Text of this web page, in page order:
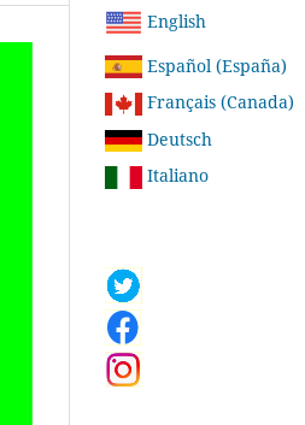
English
Español (España)
Français (Canada)
Deutsch
Italiano